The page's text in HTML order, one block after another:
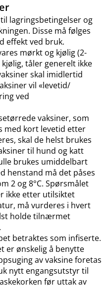
lagringsbetingelser og
Disse må følges
effekt ved bruk.
mørkt og kjølig (2-
kjølig, tåler generelt ikke
skal imidlertid
vil «levetid​/​
ved
vaksiner, som
med kort levetid etter
skal de helst brukes
til hund og katt
brukes umiddelbart
henstand må det påses
2 og 8°C. Spørsmålet
ikke etter utilsiktet
må vurderes i hvert
holde tilnærmet
betraktes som infiserte.
er ønskelig å benytte
av vaksine foretas
nytt engangsutstyr til
før uttak av